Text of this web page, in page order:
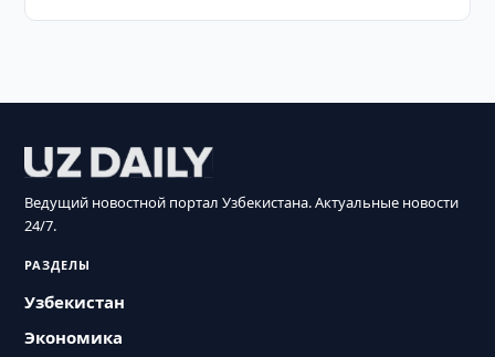
Ведущий новостной портал Узбекистана. Актуальные новости
24/7.
РАЗДЕЛЫ
Узбекистан
Экономика